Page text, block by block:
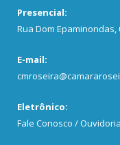
Presencial:
Rua Dom Epaminondas,
E-mail:
Eletrônico:
Fale Conosco /